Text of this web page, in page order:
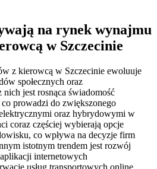
na rynek wynajmu
w Szczecinie
z kierowcą w Szczecinie ewoluuje
społecznych oraz
jest rosnąca świadomość
co prowadzi do zwiększonego
oraz hybrydowymi w
coraz częściej wybierają opcje
co wpływa na decyzje firm
istotnym trendem jest rozwój
internetowych